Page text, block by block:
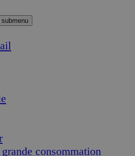
submenu
consommation